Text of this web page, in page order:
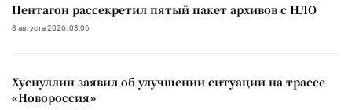
Пентагон рассекретил пятый пакет архивов с НЛО
8 августа 2026, 03:06
Хуснуллин заявил об улучшении ситуации на трассе
«Новороссия»